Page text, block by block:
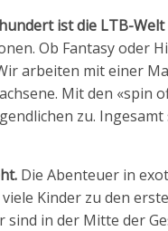
ist die LTB-
Ob Fantasy oder
arbeiten mit einer
Mit den «spin
zu.
Die Abenteuer in
Kinder zu den
sind in der Mitte der